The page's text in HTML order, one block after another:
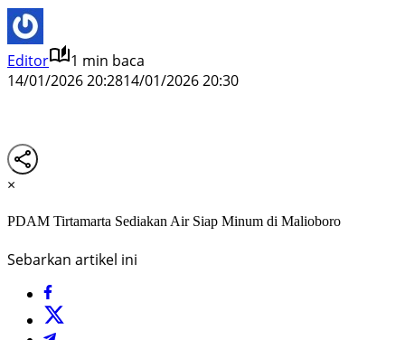
Editor
1 min baca
14/01/2026 20:2814/01/2026 20:30
×
PDAM Tirtamarta Sediakan Air Siap Minum di Malioboro
Sebarkan artikel ini